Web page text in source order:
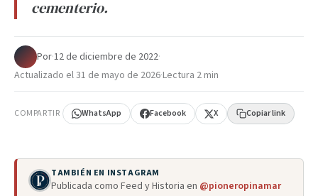
cementerio.
Por·12 de diciembre de 2022·
Actualizado el31 de mayo de 2026·Lectura 2 min
COMPARTIR WhatsApp Facebook X Copiar link
TAMBIÉN EN INSTAGRAM
Publicada como Feed y Historia en @pioneropinamar